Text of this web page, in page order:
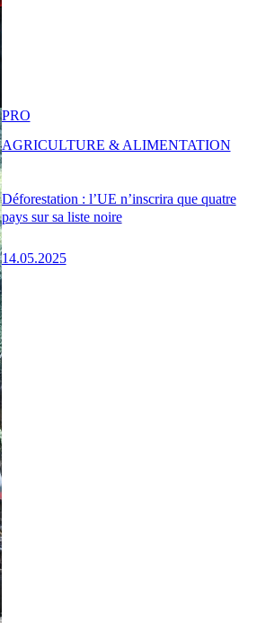
Déforestation : l’UE n’inscrira que quatre
pays sur sa liste noire
14.05.2025
PRO
AGRICULTURE & ALIMENTATION